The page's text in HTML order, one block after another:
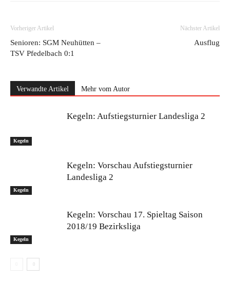
Vorheriger Artikel
Senioren: SGM Neuhütten –
TSV Pfedelbach 0:1
Nächster Artikel
Ausflug
Verwandte Artikel Mehr vom Autor
Kegeln
Kegeln: Aufstiegsturnier Landesliga 2
Kegeln
Kegeln: Vorschau Aufstiegsturnier
Landesliga 2
Kegeln
Kegeln: Vorschau 17. Spieltag Saison
2018/19 Bezirksliga